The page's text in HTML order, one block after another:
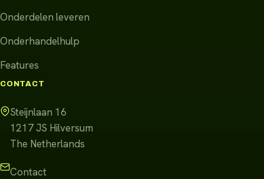
Onderdelen leveren
Onderhandelhulp
Features
CONTACT
Steijnlaan 16
1217 JS Hilversum
The Netherlands
Contact